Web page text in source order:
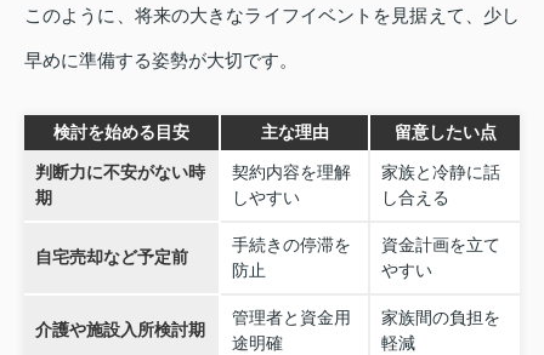
このように、将来の大きなライフイベントを見据えて、少し
早めに準備する姿勢が大切です。
検討を始める目安 主な理由 留意したい点
判断力に不安がない時
期
契約内容を理解
しやすい
家族と冷静に話
し合える
自宅売却など予定前
手続きの停滞を
防止
資金計画を立て
やすい
介護や施設入所検討期
管理者と資金用
途明確
家族間の負担を
軽減